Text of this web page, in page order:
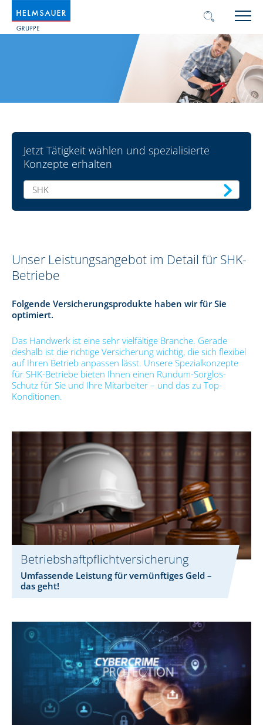
Jetzt Tätigkeit wählen und spezialisierte
Konzepte erhalten
SHK
Unser Leistungsangebot im Detail für SHK-
Betriebe
Folgende Versicherungsprodukte haben wir für Sie
optimiert.
Das Handwerk ist eine sehr vielfältige Branche. Gerade
deshalb ist die richtige Versicherung wichtig, die sich flexibel
auf Ihren Betrieb anpassen lässt. Unsere Spezialkonzepte
für SHK-Betriebe bieten Ihnen einen Rundum-Sorglos-
Schutz für Sie und Ihre Mitarbeiter – und das zu Top-
Konditionen.
Betriebshaftpflicht­versicherung
Umfassende Leistung für vernünftiges Geld –
das geht!